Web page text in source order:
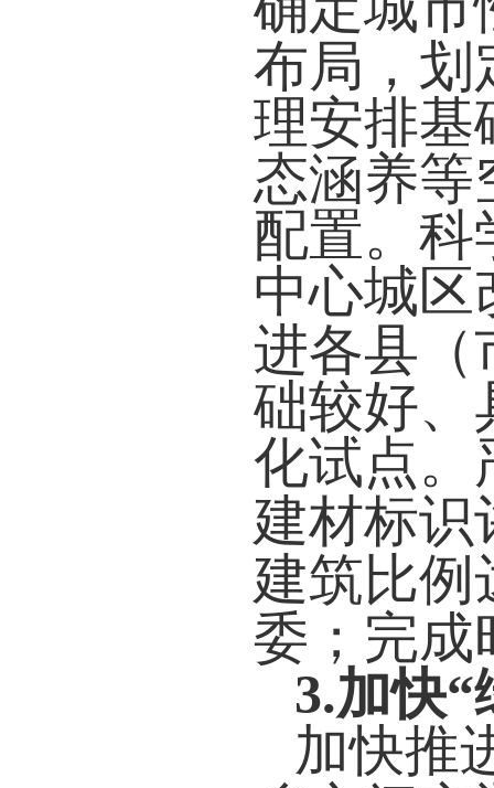
布局，划
理安排基
态涵养等
配置。科
中心城区
进各县（
础较好、
化试点。
建材标识
建筑比例
委；完成
3.加快“
加快推